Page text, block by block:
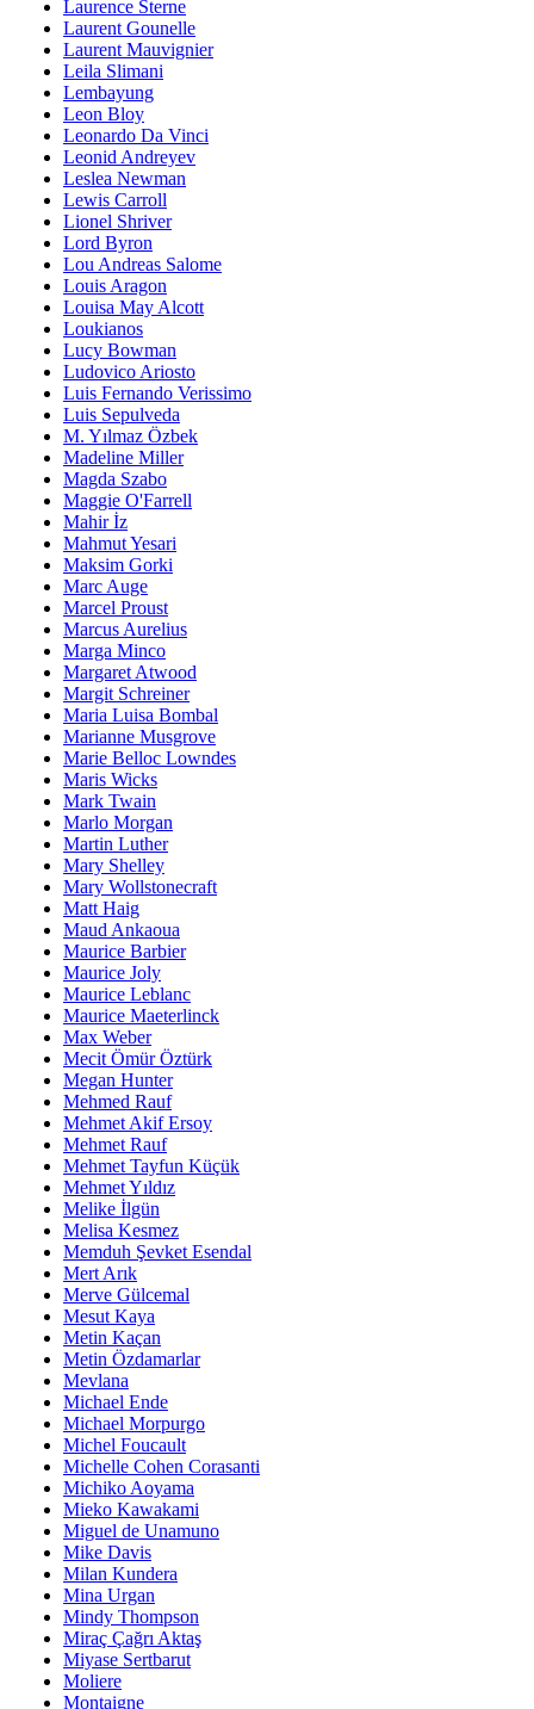
Laurence Sterne
Laurent Gounelle
Laurent Mauvignier
Leila Slimani
Lembayung
Leon Bloy
Leonardo Da Vinci
Leonid Andreyev
Leslea Newman
Lewis Carroll
Lionel Shriver
Lord Byron
Lou Andreas Salome
Louis Aragon
Louisa May Alcott
Loukianos
Lucy Bowman
Ludovico Ariosto
Luis Fernando Verissimo
Luis Sepulveda
M. Yılmaz Özbek
Madeline Miller
Magda Szabo
Maggie O'Farrell
Mahir İz
Mahmut Yesari
Maksim Gorki
Marc Auge
Marcel Proust
Marcus Aurelius
Marga Minco
Margaret Atwood
Margit Schreiner
Maria Luisa Bombal
Marianne Musgrove
Marie Belloc Lowndes
Maris Wicks
Mark Twain
Marlo Morgan
Martin Luther
Mary Shelley
Mary Wollstonecraft
Matt Haig
Maud Ankaoua
Maurice Barbier
Maurice Joly
Maurice Leblanc
Maurice Maeterlinck
Max Weber
Mecit Ömür Öztürk
Megan Hunter
Mehmed Rauf
Mehmet Akif Ersoy
Mehmet Rauf
Mehmet Tayfun Küçük
Mehmet Yıldız
Melike İlgün
Melisa Kesmez
Memduh Şevket Esendal
Mert Arık
Merve Gülcemal
Mesut Kaya
Metin Kaçan
Metin Özdamarlar
Mevlana
Michael Ende
Michael Morpurgo
Michel Foucault
Michelle Cohen Corasanti
Michiko Aoyama
Mieko Kawakami
Miguel de Unamuno
Mike Davis
Milan Kundera
Mina Urgan
Mindy Thompson
Miraç Çağrı Aktaş
Miyase Sertbarut
Moliere
Montaigne